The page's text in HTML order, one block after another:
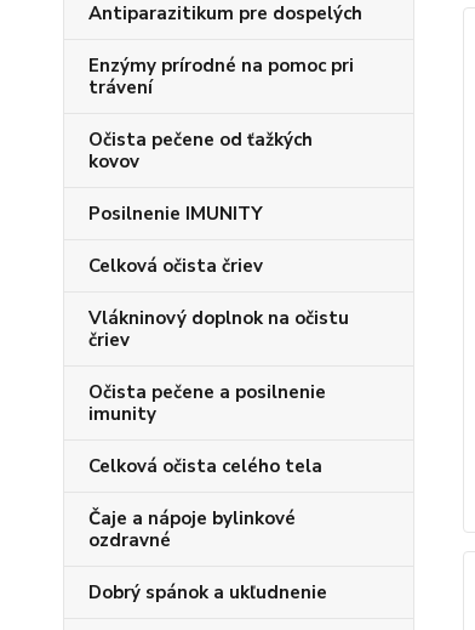
Antiparazitikum pre dospelých
Enzýmy prírodné na pomoc pri
trávení
Očista pečene od ťažkých
kovov
Posilnenie IMUNITY
Celková očista čriev
Vlákninový doplnok na očistu
čriev
Očista pečene a posilnenie
imunity
Celková očista celého tela
Čaje a nápoje bylinkové
ozdravné
Dobrý spánok a ukľudnenie